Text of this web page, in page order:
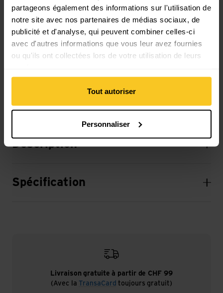
partageons également des informations sur l'utilisation de
notre site avec nos partenaires de médias sociaux, de
publicité et d'analyse, qui peuvent combiner celles-ci
avec d'autres informations que vous leur avez fournies
ou qu'ils ont collectées lors de votre utilisation de leurs
Tout autoriser
Personnaliser
Matériau exterieur composition: Textile | Caoutchouc
chloroprène (néoprène)
Masse/poids
Description
Spécification
Livraison gratuite à partir de CHF 99
(Avec la TransaCard toujours gratuit)